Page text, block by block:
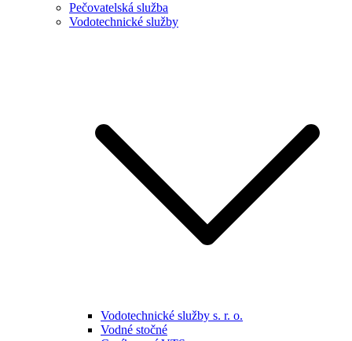
Pečovatelská služba
Vodotechnické služby
Vodotechnické služby s. r. o.
Vodné stočné